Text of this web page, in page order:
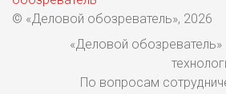
© «Деловой обозреватель», 2026
«Деловой обозреватель»
По вопросам